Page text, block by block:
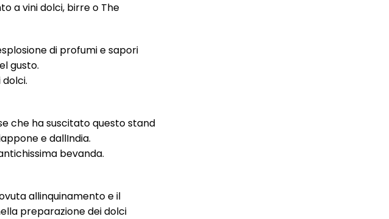
a vini dolci, birre o The
di profumi e sapori
gusto.
che ha suscitato questo stand
e dallIndia.
bevanda.
allinquinamento e il
preparazione dei dolci